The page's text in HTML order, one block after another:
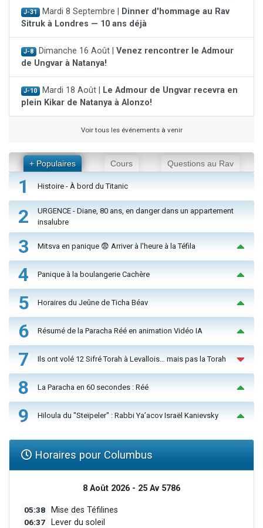
J-31 Mardi 8 Septembre |
Dinner d'hommage au Rav
Sitruk à Londres — 10 ans déjà
J-8 Dimanche 16 Août | Venez rencontrer le Admour
de Ungvar à Natanya!
J-10 Mardi 18 Août |
Le Admour de Ungvar recevra en
plein Kikar de Natanya à Alonzo!
Voir tous les événements à venir
+ Populaires Cours Questions au Rav
1 Histoire - À bord du Titanic
2
URGENCE - Diane, 80 ans, en danger dans un appartement
insalubre
3 Mitsva en panique 😨 Arriver à l'heure à la Téfila
4 Panique à la boulangerie Cachère
5 Horaires du Jeûne de Ticha Béav
6 Résumé de la Paracha Réé en animation Vidéo IA
7 Ils ont volé 12 Sifré Torah à Levallois… mais pas la Torah
8 La Paracha en 60 secondes : Réé
9 Hiloula du "Steïpeler" : Rabbi Ya’acov Israël Kanievsky
Horaires pour Columbus
8 Août 2026 - 25 Av 5786
05:38 Mise des Téfilines
06:37 Lever du soleil